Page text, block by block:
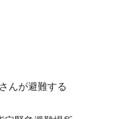
んが避難する